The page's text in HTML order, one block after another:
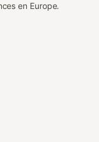
en Europe.